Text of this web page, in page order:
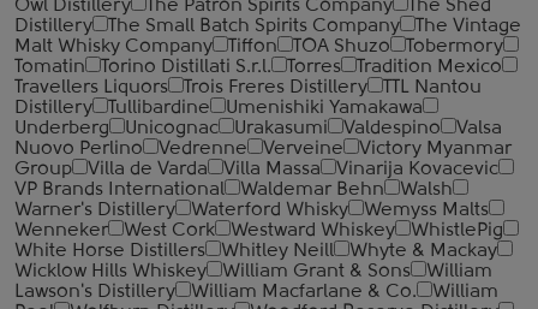
Owl Distillery
The Patron Spirits Company
The Shed
Distillery
The Small Batch Spirits Company
The Vintage
Malt Whisky Company
Tiffon TOA Shuzo
Tobermory
Tomatin
Torino Distillati S.r.l. Torres
Tradition Mexico
Travellers Liquors
Trois Freres Distillery
TTL Nantou
Distillery
Tullibardine
Umenishiki Yamakawa
Underberg
Unicognac Urakasumi Valdespino
Valsa
Nuovo Perlino
Vedrenne Verveine
Victory Myanmar
Group
Villa de Varda Villa Massa
Vinarija Kovacevic
VP Brands International
Waldemar Behn
Walsh
Warner's Distillery
Waterford Whisky
Wemyss Malts
Wenneker
West Cork Westward Whiskey
WhistlePig
White Horse Distillers
Whitley Neill
Whyte & Mackay
Wicklow Hills Whiskey
William Grant & Sons
William
Lawson's Distillery
William Macfarlane & Co.
William